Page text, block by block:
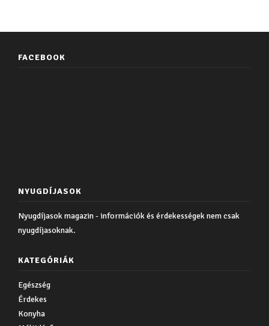
FACEBOOK
NYUGDÍJASOK
Nyugdíjasok magazin - információk és érdekességek nem csak
nyugdíjasoknak.
KATEGÓRIÁK
Egészség
Érdekes
Konyha